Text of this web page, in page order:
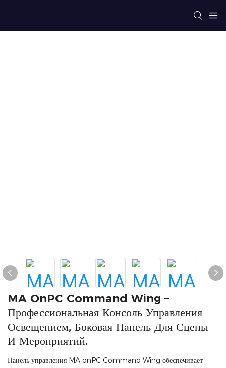
MA OnPC Command Wing –
Профессиональная Консоль Управления
Освещением, Боковая Панель Для Сцены
И Мероприятий.
Панель управления MA onPC Command Wing обеспечивает